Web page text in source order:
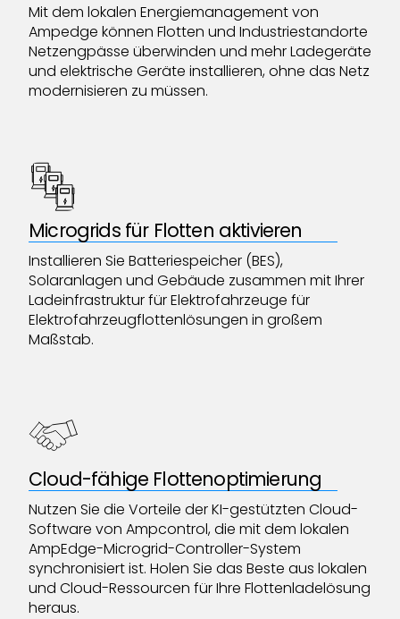
Mit dem lokalen Energiemanagement von
Ampedge können Flotten und Industriestandorte
Netzengpässe überwinden und mehr Ladegeräte
und elektrische Geräte installieren, ohne das Netz
modernisieren zu müssen.
Microgrids für Flotten aktivieren
Installieren Sie Batteriespeicher (BES),
Solaranlagen und Gebäude zusammen mit Ihrer
Ladeinfrastruktur für Elektrofahrzeuge für
Elektrofahrzeugflottenlösungen in großem
Maßstab.
Cloud-fähige Flottenoptimierung
Nutzen Sie die Vorteile der KI-gestützten Cloud-
Software von Ampcontrol, die mit dem lokalen
AmpEdge-Microgrid-Controller-System
synchronisiert ist. Holen Sie das Beste aus lokalen
und Cloud-Ressourcen für Ihre Flottenladelösung
heraus.